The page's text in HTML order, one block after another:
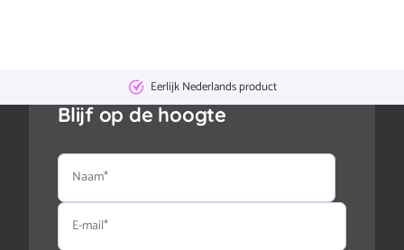
Eerlijk Nederlands product
Blijf op de hoogte
Naam
E-
mail